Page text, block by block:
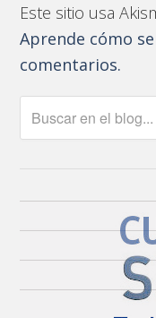
Este sitio usa
Aprende cómo
comentarios.